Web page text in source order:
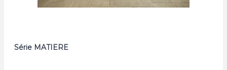
Série MATIERE